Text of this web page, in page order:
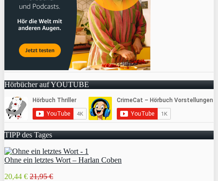
Hörbücher auf YOUTUBE
TIPP des Tages
Ohne ein letztes Wort – Harlan Coben
20,44 € 21,95 €